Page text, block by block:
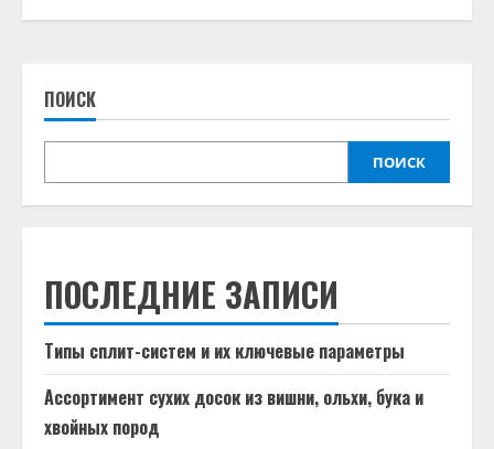
ПОИСК
ПОИСК
ПОСЛЕДНИЕ ЗАПИСИ
Типы сплит-систем и их ключевые параметры
Ассортимент сухих досок из вишни, ольхи, бука и
хвойных пород